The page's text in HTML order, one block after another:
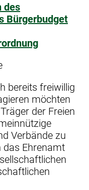
des
Bürgerbudget
bereits freiwillig
möchten
der Freien
Verbände zu
das Ehrenamt